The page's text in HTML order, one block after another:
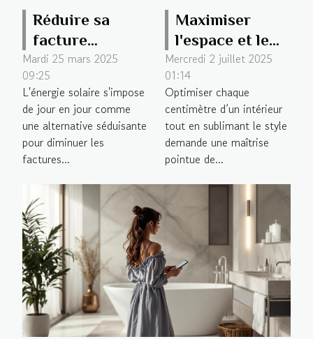
Réduire sa
facture
d'électricité
grâce au
solaire
Mardi 25 mars 2025
09:25
L'énergie solaire s'impose
de jour en jour comme
une alternative séduisante
pour diminuer les
factures...
Maximiser
l'espace et le
style : secrets
d'un architecte
d'intérieur
Mercredi 2 juillet 2025
01:14
Optimiser chaque
centimètre d’un intérieur
tout en sublimant le style
demande une maîtrise
pointue de...